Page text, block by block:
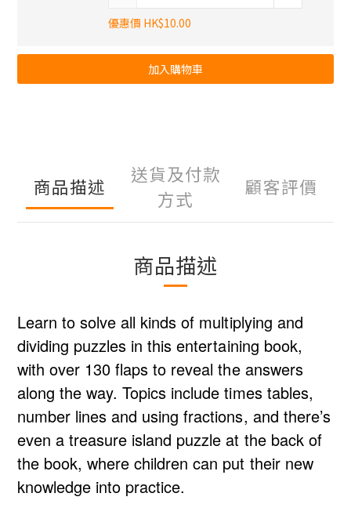
優惠價 HK$10.00
加入購物車
商品描述
送貨及付款
方式
顧客評價
商品描述
Learn to solve all kinds of multiplying and
dividing puzzles in this entertaining book,
with over 130 flaps to reveal the answers
along the way. Topics include times tables,
number lines and using fractions, and there’s
even a treasure island puzzle at the back of
the book, where children can put their new
knowledge into practice.